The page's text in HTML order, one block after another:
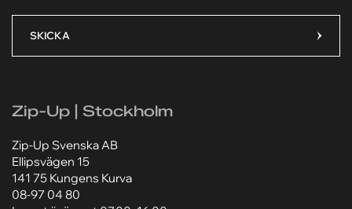
Lägg till bilaga
Välj fil
Jag godkänner att mina personuppgifter behandlas
enligt Zip-Upsintegritetspolicy
Lägg till bilaga
Välj fil
Jag godkänner att mina personuppgifter behandlas
enligt Zip-Upsintegritetspolicy
SKICKA
Zip-Up | Stockholm
Zip-Up Svenska AB
Ellipsvägen 15
141 75 Kungens Kurva
08-97 04 80